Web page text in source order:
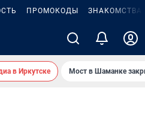
ПРОМОКОДЫ ЗНАКОМСТВА
в Иркутске Мост в Шаманке